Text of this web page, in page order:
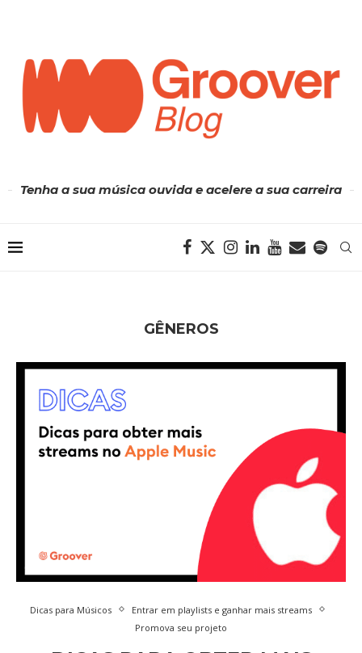
Tenha a sua música ouvida e acelere a sua carreira
GÊNEROS
Dicas para Músicos
Entrar em playlists e ganhar mais streams
Promova seu projeto